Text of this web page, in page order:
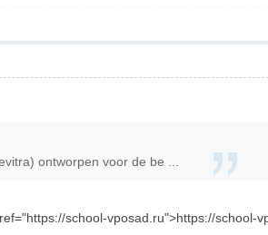
ontworpen voor de be ...
school-vposad.ru">https://school-